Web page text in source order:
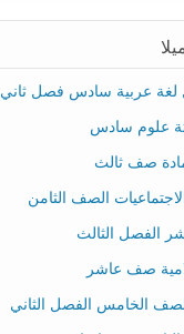
لغة عربية سادس فصل ثاني
علوم سادس
صف ثالث
الصف الثامن
الفصل الثالث
صف عاشر
الخامس الفصل الثاني